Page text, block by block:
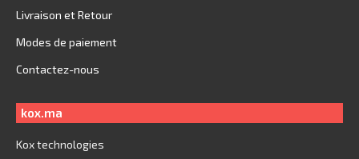
Livraison et Retour
Modes de paiement
Contactez-nous
kox.ma
Kox technologies